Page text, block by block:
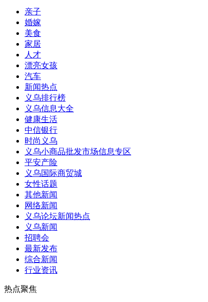
亲子
婚嫁
美食
家居
人才
漂亮女孩
汽车
新闻热点
义乌排行榜
义乌信息大全
健康生活
中信银行
时尚义乌
义乌小商品批发市场信息专区
平安产险
义乌国际商贸城
女性话题
其他新闻
网络新闻
义乌论坛新闻热点
义乌新闻
招聘会
最新发布
综合新闻
行业资讯
热点聚焦